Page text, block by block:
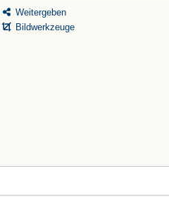
Weitergeben
Bildwerkzeuge